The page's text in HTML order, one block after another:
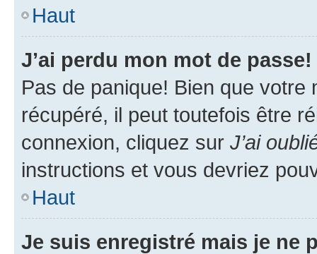
Haut
J’ai perdu mon mot de passe!
Pas de panique! Bien que
récupéré, il peut toutefois être
connexion, cliquez sur J’ai
instructions et vous devriez
Haut
Je suis enregistré mais je ne